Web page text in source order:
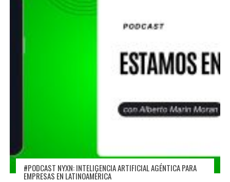
#PODCAST NYXN: INTELIGENCIA ARTIFICIAL AGÉNTICA PARA
EMPRESAS EN LATINOAMÉRICA